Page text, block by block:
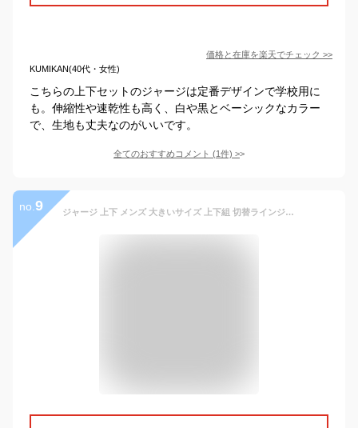
価格と在庫を楽天でチェック >>
KUMIKAN(40代・女性)
こちらの上下セットのジャージは定番デザインで学校用に
も。伸縮性や速乾性も高く、白や黒とベーシックなカラー
で、生地も丈夫なのがいいです。
全てのおすすめコメント (1件) >
no. 9 ジャージ 上下 メンズ 大きいサイズ 上下組 切替ラインジャージ 速乾 キングサイズ ビックサイズ チームウェアー イベント 練習着 ウォーキング ランニング トレーニングウェア ブラック ネイビー グレー チャコール レッド 切替ラインジャージセットアップ